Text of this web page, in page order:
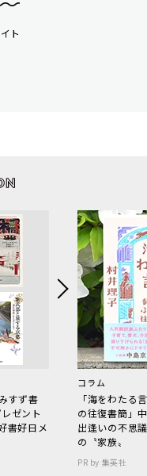
ト
すず書
ゼント
書好日メ
コラム
「海をわた
の往復書簡」
出逢いの不思
の〝家族〟
PR by 集英社